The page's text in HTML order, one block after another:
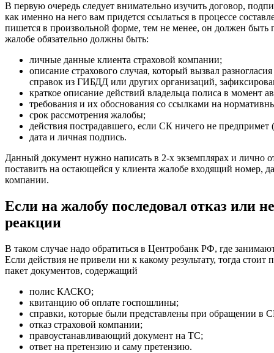
В первую очередь следует внимательно изучить договор,
как именно на него вам придется ссылаться в процессе
пишется в произвольной форме, тем не менее, он должен
жалобе обязательно должны быть:
личные данные клиента страховой компании;
описание страхового случая, который вызвал
справок из ГИБДД или других организаций,
краткое описание действий владельца полиса в момент
требования и их обоснования со ссылками на
срок рассмотрения жалобы;
действия пострадавшего, если СК ничего не предпримет
дата и личная подпись.
Данный документ нужно написать в 2-х экземплярах и лично
поставить на остающейся у клиента жалобе входящий номер,
компании.
Если на жалобу последовал отказ или
реакции
В таком случае надо обратиться в Центробанк РФ, где
Если действия не привели ни к какому результату, тогда стоит
пакет документов, содержащий
полис КАСКО;
квитанцию об оплате госпошлины;
справки, которые были представлены при обращении в
отказ страховой компании;
правоустанавливающий документ на ТС;
ответ на претензию и саму претензию.